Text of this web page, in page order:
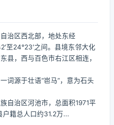
治区西北部，地处东经
至24°23′之间。县境东邻大化
县，西与百色市右江区相连，
词源于壮语“岜马”，意为石头
自治区河池市，总面积1971平
籍总人口约31.2万...